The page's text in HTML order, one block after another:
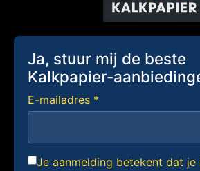
Ja, stuur mij de beste
Kalkpapier-
E-mailadres *
Je aanmelding betekent dat je